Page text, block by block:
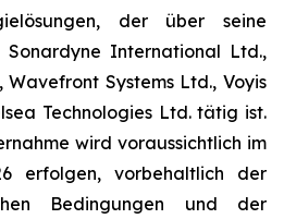
der über seine
Sonardyne International Ltd.,
Wavefront Systems Ltd., Voyis
Technologies Ltd. tätig ist.
wird voraussichtlich im
erfolgen, vorbehaltlich der
Bedingungen und der